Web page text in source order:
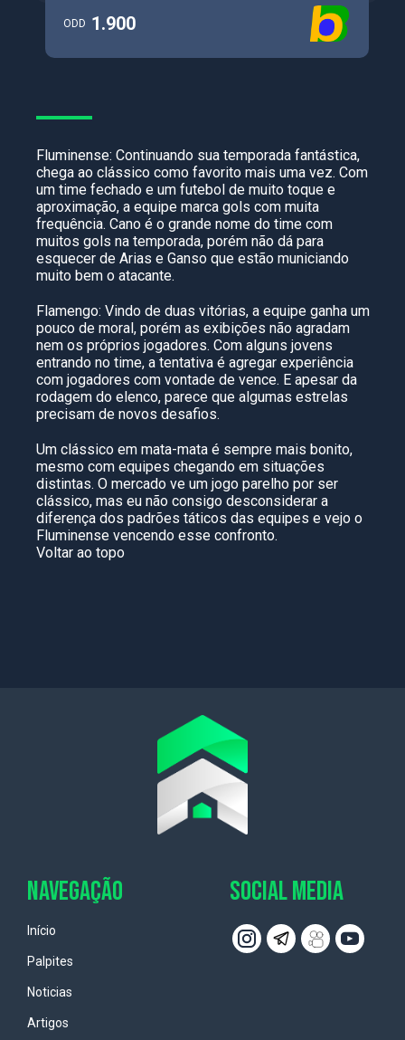
ODD 1.900
Fluminense: Continuando sua temporada fantástica,
chega ao clássico como favorito mais uma vez. Com
um time fechado e um futebol de muito toque e
aproximação, a equipe marca gols com muita
frequência. Cano é o grande nome do time com
muitos gols na temporada, porém não dá para
esquecer de Arias e Ganso que estão municiando
muito bem o atacante.
Flamengo: Vindo de duas vitórias, a equipe ganha um
pouco de moral, porém as exibições não agradam
nem os próprios jogadores. Com alguns jovens
entrando no time, a tentativa é agregar experiência
com jogadores com vontade de vence. E apesar da
rodagem do elenco, parece que algumas estrelas
precisam de novos desafios.
Um clássico em mata-mata é sempre mais bonito,
mesmo com equipes chegando em situações
distintas. O mercado ve um jogo parelho por ser
clássico, mas eu não consigo desconsiderar a
diferença dos padrões táticos das equipes e vejo o
Fluminense vencendo esse confronto.
Voltar ao topo
NAVEGAÇÃO
Início
Palpites
Noticias
Artigos
SOCIAL MEDIA